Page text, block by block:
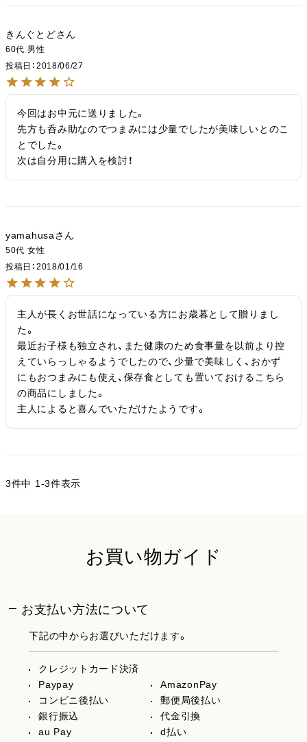
きんぐとど
60代 男性
投稿日
2018/06/27
今回はお中元に送りました。
先方も呑み助なのでつまみには少量でしたが美味しいとのこ
とでした。
次は自分用に購入を検討！
yamahusa
50代 女性
投稿日
2018/01/16
主人が長くお世話になっている方にお歳暮として贈りまし
た。
最近お子様も独立され、また健康のため食事量を以前より控
えていらっしゃるようでしたので、少量で美味しく、おかず
にもおつまみにも使え、保存食としても置いておけるこちら
の商品にしました。
主人によると喜んでいただけたようです。
3件中 1-3件表示
お買い物ガイド
お支払い方法について
下記の中からお選びいただけます。
クレジットカード決済
Paypay
AmazonPay
コンビニ後払い
郵便局後払い
銀行振込
代金引換
au Pay
d払い